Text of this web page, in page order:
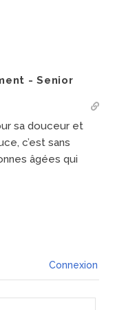
Connexion
- Senior
sa douceur et
c’est sans
âgées qui